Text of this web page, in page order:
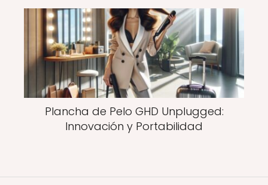
Plancha de Pelo GHD Unplugged:
Innovación y Portabilidad